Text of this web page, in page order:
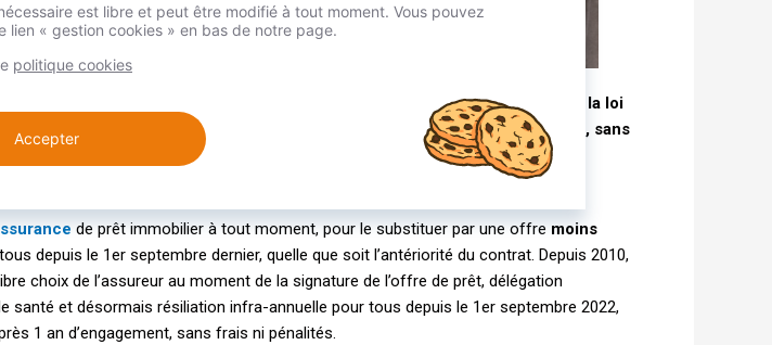
crédit immobilier, un coût élevé qui peut être revu à la baisse grâce à la loi
réglementation vous permet de faire des économies, immédiatement, sans
de prêt immobilier à tout moment, pour le substituer par une offre moins
depuis le 1er septembre dernier, quelle que soit l’antériorité du contrat. Depuis 2010,
choix de l’assureur au moment de la signature de l’offre de prêt, délégation
santé et désormais résiliation infra-annuelle pour tous depuis le 1er septembre 2022,
1 an d’engagement, sans frais ni pénalités.
est libre et peut être modifié à tout moment. Vous pouvez
« gestion cookies » en bas de notre page.
politique cookies
Accepter